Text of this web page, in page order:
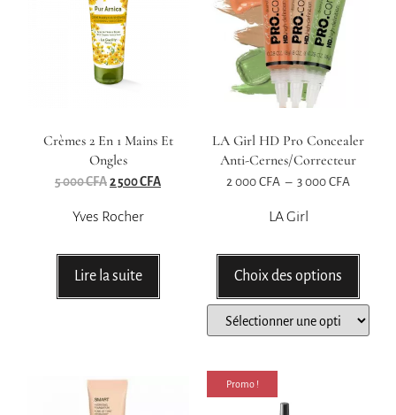
Crèmes 2 En 1 Mains Et
Ongles
5 000CFA 2 500CFA
Yves Rocher
Lire la suite
LA Girl HD Pro Concealer
Anti-Cernes/correcteur
2 000 CFA – 3 000 CFA
LA Girl
Choix des options
Promo !